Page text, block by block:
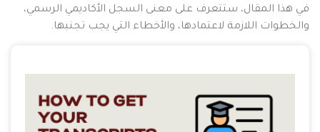
في هذا المقال، ستتعرف على معنى السجل الأكاديمي الرسمي،
والخطوات اللازمة لاعتمادها، والأخطاء التي يجب تجنبها.